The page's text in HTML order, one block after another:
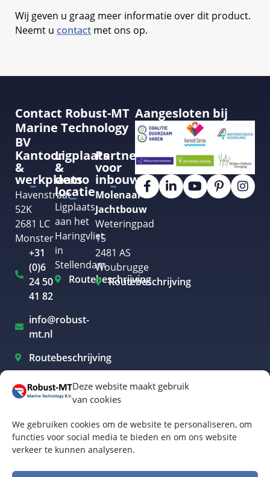
Deze website maakt gebruik
van cookies
We gebruiken cookies om de website te personaliseren, om
functies voor social media te bieden en om ons website
verkeer te kunnen analyseren.
Wij geven u graag meer informatie over dit product.
Neemt u contact met ons op.
Contact Robust-MT
Marine Technology
BV
Kantoor
&
werkplaats
Havenstraat
52K
2681 LC
Monster
+31
(0)6
24 50
41 82
info@robust-
mt.nl
Routebeschrijving
Ligplaats
&
demo
locatie
Ligplaats
aan het
Haringvliet
in
Stellendam
Routebeschrijving
Partner
voor
inbouw
Molenaar
Jachtbouw
Weteringpad
15
2481 AS
Woubrugge
Routebeschrijving
Aangesloten bij
Elektrisch varen Westland
Elektrisch varen Rotterdam
Elektrisch varen Amsterdam